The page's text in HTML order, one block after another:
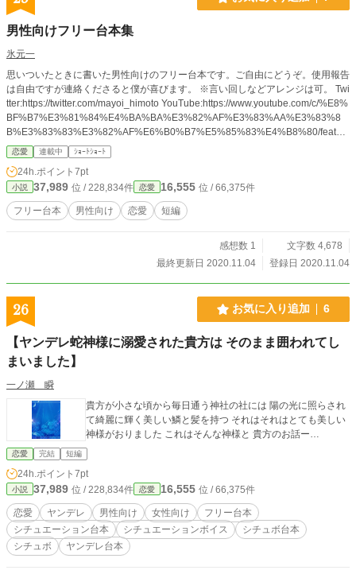
け出そう。」と思いながら、日々を順風満帆に過ごしてい
その時、彼女はまだ知らなかったのだ。 何気ない気持ちで
聖戦』と『第二次星雲大戦』と呼ばれる二つの動乱。 セレ
アは激動の人生の中で、『廻円のヴィルヘルム』を巡る巨大
な因果へと巻き込まれていく。 これは、幾度の"破滅と挫
折"を超えた先で生まれた『希望の皇帝』と、その伝説の立役
者となった『1人の淫魔』の物語――。
〜〜〜〜〜〜〜〜〜〜 ※『無頼勇者の奮闘記』にEP141から
伝のような立ち位置ですが、未読の方でも問題なく読めます
ので、ご安心ください！ ※序盤は共通ですが、途中から"なろ
う版の続き"と"アルファ版の続き"にルート分岐します。 ※セ
レアは途中まで主人公で、後からヒロインになります。 ※序
は）英雄譚になると思います。Hシーンは全編を通して有り
男性向けフリー台本集
氷元一
思いついたときに書いた男性向けのフリー台本です。ご自由にどうぞ。使用報告
は自由ですが連絡くださると僕が喜びます。 ※言い回しなどアレンジは可。 Twi
tter:https://twitter.com/mayoi_himoto YouTube:https://www.youtube.com/c/%E8%
BF%B7%E3%81%84%E4%BA%BA%E3%82%AF%E3%83%AA%E3%83%8
B%E3%83%83%E3%82%AF%E6%B0%B7%E5%85%83%E4%B8%80/featur
ed?view_as=subscriber
恋愛 連載中 ｼｮｰﾄｼｮｰﾄ
24h.ポイント 7pt
小説 37,989 位 / 228,834件 恋愛 16,555 位 / 66,375件
フリー台本 男性向け 恋愛 短編
感想数 1
文字数 4,678
最終更新日 2020.11.04
登録日 2020.11.04
26 お気に入り追加 6
【ヤンデレ蛇神様に溺愛された貴方は そのまま囲われてし
まいました】
一ノ瀬 瞬
貴方が小さな頃から毎日通う神社の社には 陽の光に照らされ
て綺麗に輝く美しい鱗と髪を持つ それはそれはとても美しい
神様がおりました これはそんな神様と 貴方のお話ー…
恋愛 完結 短編
24h.ポイント 7pt
小説 37,989 位 / 228,834件 恋愛 16,555 位 / 66,375件
恋愛 ヤンデレ 男性向け 女性向け
フリー台本
シチュエーション台本
シチュエーションボイス
シチュボ台本
シチュボ
ヤンデレ台本